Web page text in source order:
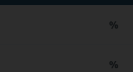
%
%